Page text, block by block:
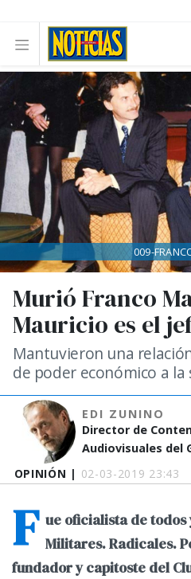
OPINIÓN | 02-03-2019 23:43
Murió Franco
Mauricio es el
Mantuvieron una
de poder económico a la
EDI ZUNINO
Director de
Audiovisuales del
009-
F ue oficialista de todos
Militares. Radicales.
fundador y capitoste del